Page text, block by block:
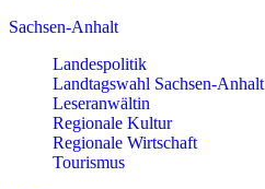
Sachsen-Anhalt
Landespolitik
Landtagswahl Sachsen-Anhalt
Leseranwältin
Regionale Kultur
Regionale Wirtschaft
Tourismus